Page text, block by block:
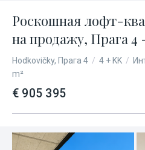
Роскошная лофт-
на продажу, Прага 4
Hodkovičky, Прага 4 / 4 + KK /
m²
€ 905 395